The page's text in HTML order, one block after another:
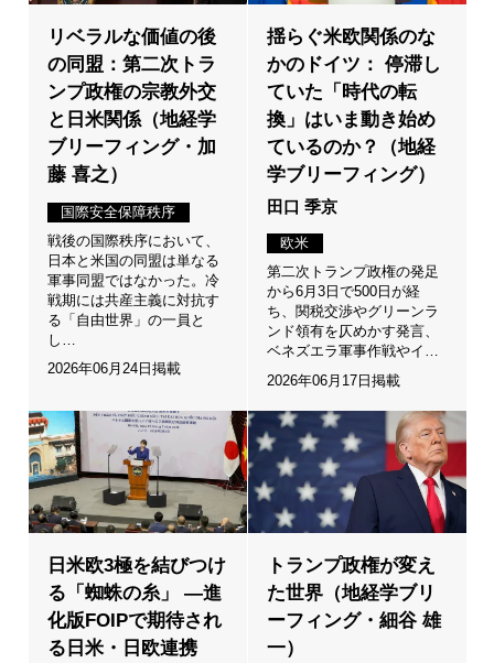
リベラルな価値の後
の同盟：第二次トラ
ンプ政権の宗教外交
と日米関係（地経学
ブリーフィング・加
藤 喜之）
国際安全保障秩序
戦後の国際秩序において、
日本と米国の同盟は単なる
軍事同盟ではなかった。冷
戦期には共産主義に対抗す
る「自由世界」の一員と
し…
2026年06月24日掲載
揺らぐ米欧関係のな
かのドイツ： 停滞し
ていた「時代の転
換」はいま動き始め
ているのか？（地経
学ブリーフィング）
田口 季京
欧米
第二次トランプ政権の発足
から6月3日で500日が経
ち、関税交渉やグリーンラ
ンド領有を仄めかす発言、
ベネズエラ軍事作戦やイ…
2026年06月17日掲載
日米欧3極を結びつけ
る「蜘蛛の糸」 ―進
化版FOIPで期待され
る日米・日欧連携
トランプ政権が変え
た世界（地経学ブリ
ーフィング・細谷 雄
一）